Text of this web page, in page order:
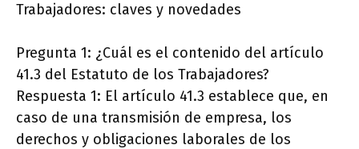
Trabajadores: claves y novedades
Pregunta 1: ¿Cuál es el contenido del artículo
41.3 del Estatuto de los Trabajadores?
Respuesta 1: El artículo 41.3 establece que, en
caso de una transmisión de empresa, los
derechos y obligaciones laborales de los